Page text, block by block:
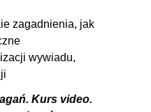
zagadnienia, jak
wywiadu,
Kurs video.